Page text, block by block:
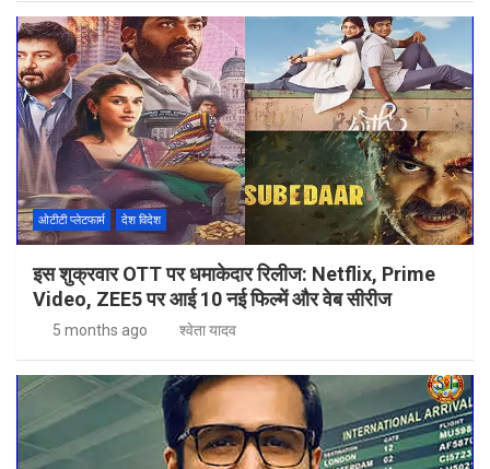
ओटीटी प्लेटफार्म देश विदेश
इस शुक्रवार OTT पर धमाकेदार रिलीज: Netflix, Prime
Video, ZEE5 पर आई 10 नई फिल्में और वेब सीरीज
5 months ago श्वेता यादव